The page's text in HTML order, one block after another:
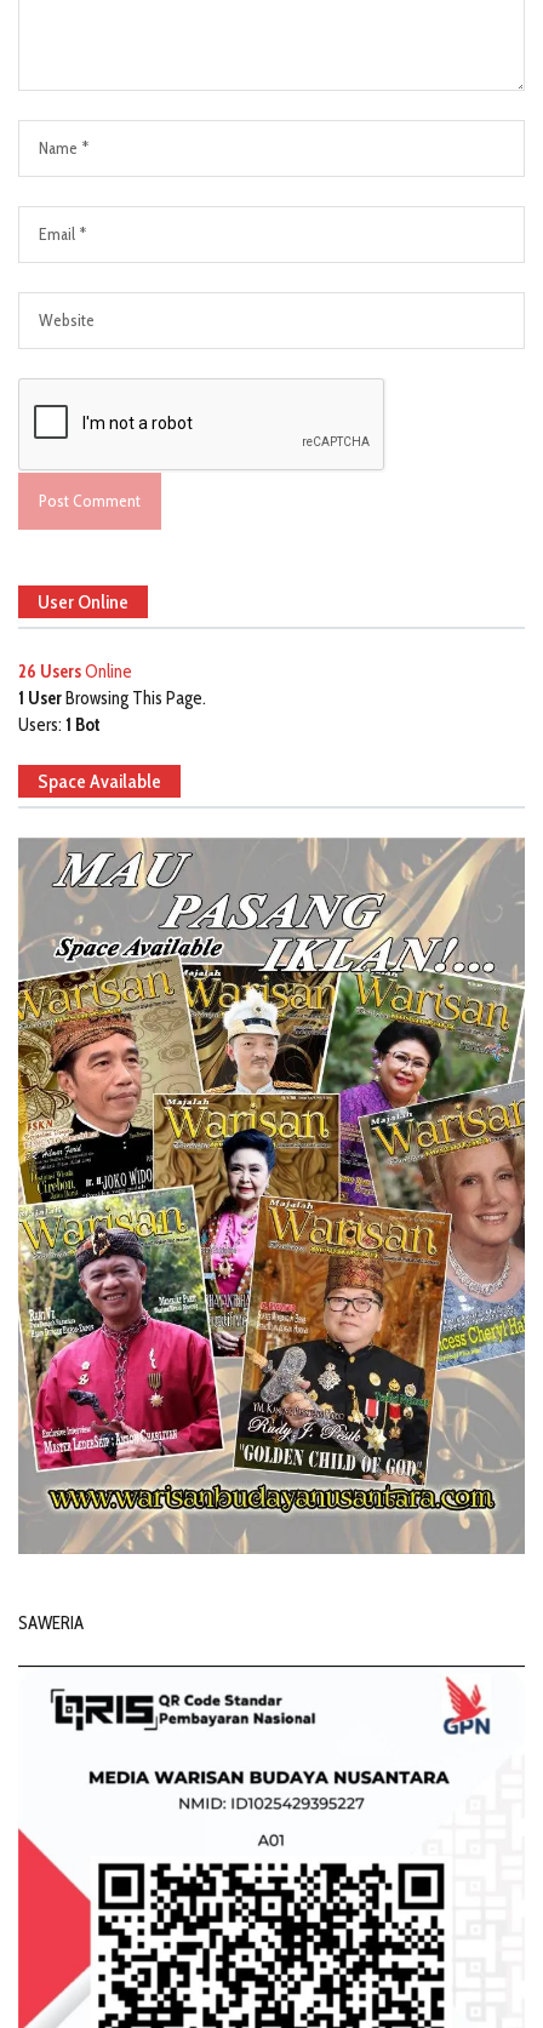
User Online
26 UsersOnline
1 UserBrowsing This Page.
Users: 1 Bot
Space Available
SAWERIA